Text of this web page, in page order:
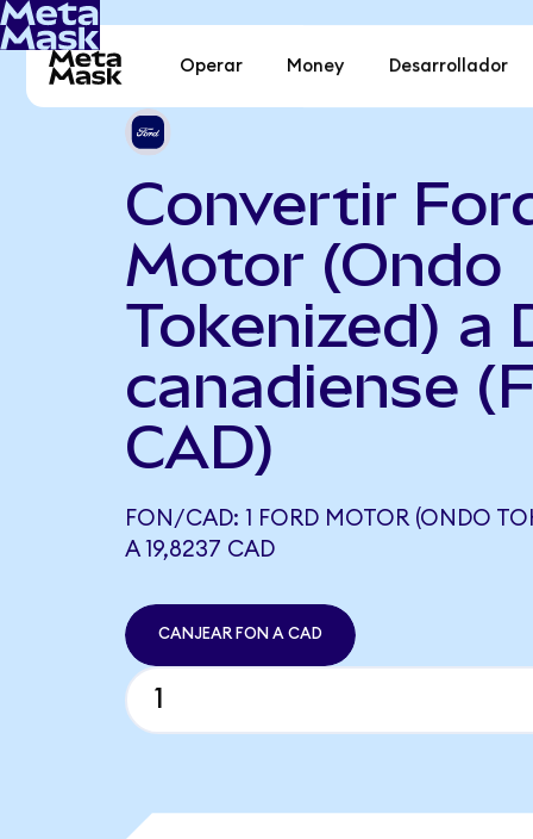
Operar Money Desarrollador
Convertir
Motor (Ondo
Tokenized) a
canadiense
CAD)
FON/CAD: 1 FORD MOTOR (ONDO
A 19,8237 CAD
CANJEAR FON A CAD